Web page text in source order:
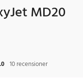
MD20
10 recensioner